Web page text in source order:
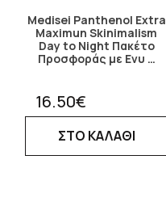
Medisei Panthenol Extra
Maximun Skinimalism
Day to Night Πακέτο
Προσφοράς με Ενυ …
16.50€
ΣΤΟ ΚΑΛΑΘΙ